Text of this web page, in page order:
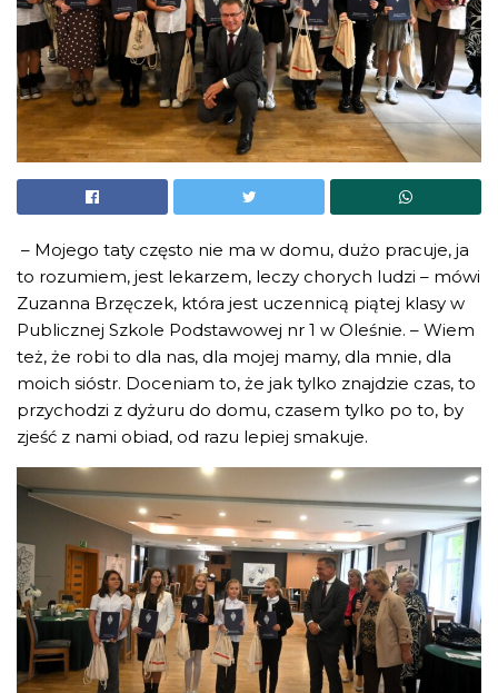
– Mojego taty często nie ma w domu, dużo pracuje, ja
to rozumiem, jest lekarzem, leczy chorych ludzi – mówi
Zuzanna Brzęczek, która jest uczennicą piątej klasy w
Publicznej Szkole Podstawowej nr 1 w Oleśnie. – Wiem
też, że robi to dla nas, dla mojej mamy, dla mnie, dla
moich sióstr. Doceniam to, że jak tylko znajdzie czas, to
przychodzi z dyżuru do domu, czasem tylko po to, by
zjeść z nami obiad, od razu lepiej smakuje.